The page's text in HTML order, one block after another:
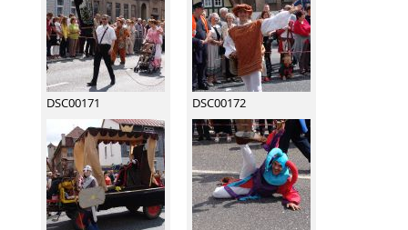
DSC00171 DSC00172